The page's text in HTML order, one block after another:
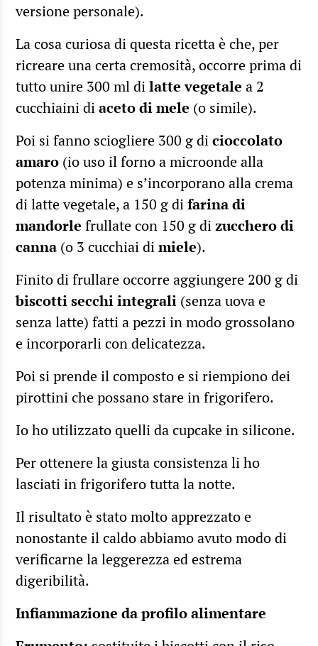
versione personale).
La cosa curiosa di questa ricetta è che, per
ricreare una certa cremosità, occorre prima di
tutto unire 300 ml dilatte vegetale a 2
cucchiaini diaceto di mele (o simile).
Poi si fanno sciogliere 300 g dicioccolato
amaro (io uso il forno a microonde alla
potenza minima) e s’incorporano alla crema
di latte vegetale, a 150 g difarina di
mandorle frullate con 150 g dizucchero di
canna (o 3 cucchiai dimiele).
Finito di frullare occorre aggiungere 200 g di
biscotti secchi integrali (senza uova e
senza latte) fatti a pezzi in modo grossolano
e incorporarli con delicatezza.
Poi si prende il composto e si riempiono dei
pirottini che possano stare in frigorifero.
Io ho utilizzato quelli da cupcake in silicone.
Per ottenere la giusta consistenza li ho
lasciati in frigorifero tutta la notte.
Il risultato è stato molto apprezzato e
nonostante il caldo abbiamo avuto modo di
verificarne la leggerezza ed estrema
digeribilità.
Infiammazione da profilo alimentare